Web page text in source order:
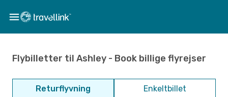
Flybilletter til Ashley - Book billige flyrejser
Returflyvning Enkeltbillet